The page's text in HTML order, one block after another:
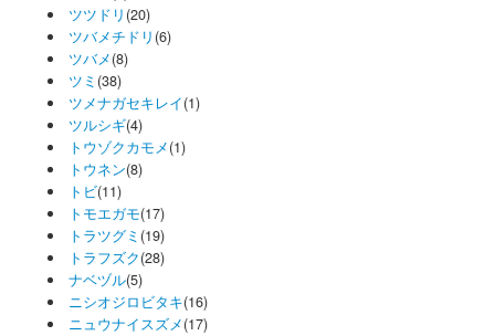
ツツドリ (20)
ツバメチドリ (6)
ツバメ(8)
ツミ (38)
ツメナガセキレイ(1)
ツルシギ(4)
トウゾクカモメ(1)
トウネン(8)
トビ(11)
トモエガモ(17)
トラツグミ (19)
トラフズク(28)
ナベヅル(5)
ニシオジロビタキ(16)
ニュウナイスズメ(17)